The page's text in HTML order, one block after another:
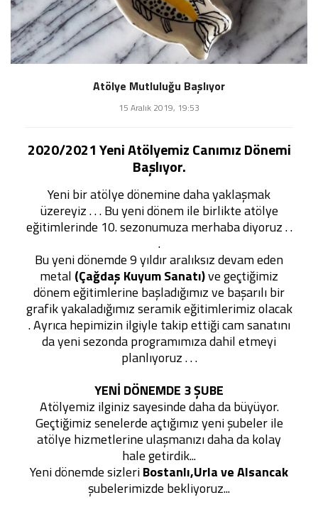
Atölye Mutluluğu Başlıyor
15 Aralık 2019, 19:53
2020/2021 Yeni Atölyemiz Canımız Dönemi
Başlıyor.
Yeni bir atölye dönemine daha yaklaşmak
üzereyiz . . . Bu yeni dönem ile birlikte atölye
eğitimlerinde 10. sezonumuza merhaba diyoruz . .
.
Bu yeni dönemde 9 yıldır aralıksız devam eden
metal (Çağdaş Kuyum Sanatı)ve geçtiğimiz
dönem eğitimlerine başladığımız ve başarılı bir
grafik yakaladığımız seramik eğitimlerimiz olacak
. Ayrıca hepimizin ilgiyle takip ettiği cam sanatını
da yeni sezonda programımıza dahil etmeyi
planlıyoruz . . .
YENİ DÖNEMDE 3 ŞUBE
Atölyemiz ilginiz sayesinde daha da büyüyor.
Geçtiğimiz senelerde açtığımız yeni şubeler ile
atölye hizmetlerine ulaşmanızı daha da kolay
hale getirdik...
Yeni dönemde sizleriBostanlı,Urla ve Alsancak
şubelerimizde bekliyoruz...